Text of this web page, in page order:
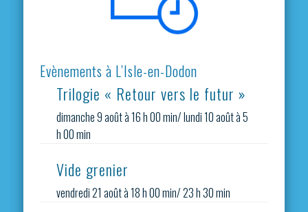
Evènements à L’Isle-en-Dodon
Trilogie « Retour vers le futur »
dimanche 9 août à 16 h 00 min/lundi 10 août à 5
h 00 min
Vide grenier
vendredi 21 août à 18 h 00 min/23 h 30 min